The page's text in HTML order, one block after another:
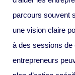
parcours souvent
une vision claire
à des sessions de
entrepreneurs